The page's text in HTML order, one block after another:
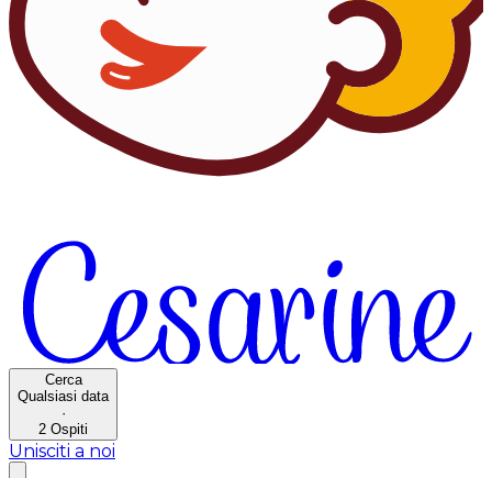
Cerca
Qualsiasi data
·
2 Ospiti
Unisciti a noi